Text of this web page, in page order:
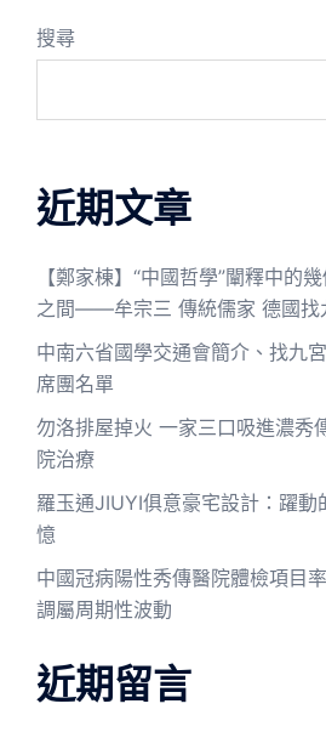
搜尋
近期文章
【鄭家棟】“中國哲學”闡釋中的
之間——牟宗三 傳統儒家 德國找
中南六省國學交通會簡介、找九
席團名單
勿洛排屋掉火 一家三口吸進濃秀
院治療
羅玉通JIUYI俱意豪宅設計：躍動
憶
中國冠病陽性秀傳醫院體檢項目
調屬周期性波動
近期留言